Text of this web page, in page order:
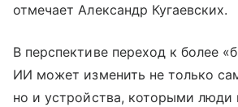
отмечает Александр Кугаевских.
В перспективе переход к более
ИИ может изменить не только
но и устройства, которыми люди